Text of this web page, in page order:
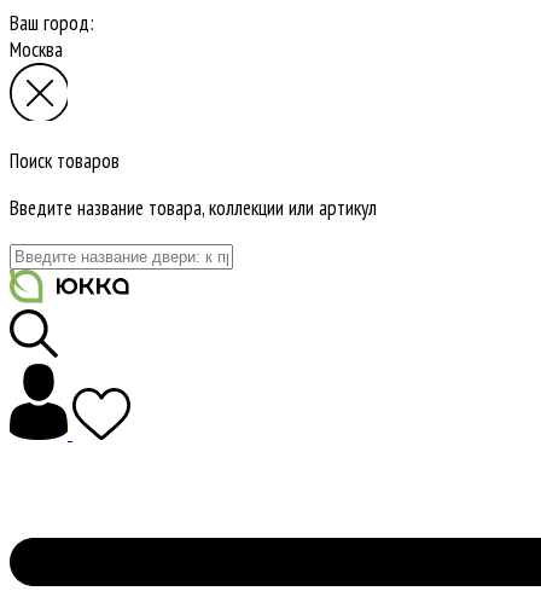
Ваш город:
Москва
Поиск товаров
Введите название товара, коллекции или артикул